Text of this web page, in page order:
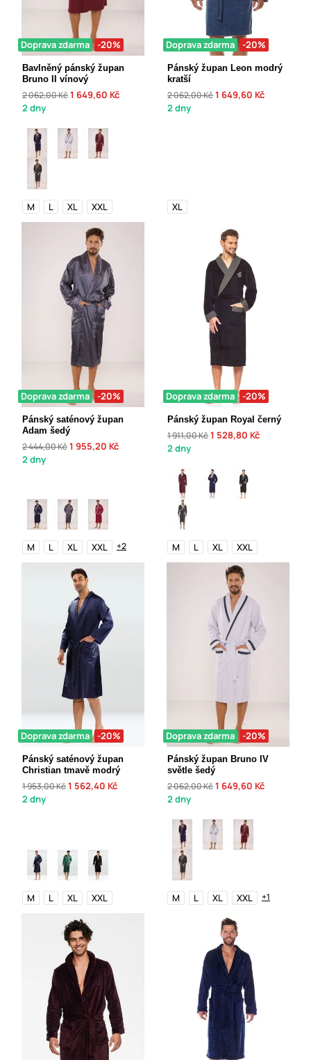
Doprava zdarma -20%
Bavlněný pánský župan
Bruno II vínový
2 062,00 Kč1 649,60 Kč
2 dny
M L XL XXL
Doprava zdarma -20%
Pánský župan Leon modrý
kratší
2 062,00 Kč1 649,60 Kč
2 dny
XL
Doprava zdarma -20%
Pánský saténový župan
Adam šedý
2 444,00 Kč1 955,20 Kč
2 dny
M L XL XXL +2
Doprava zdarma -20%
Pánský župan Royal černý
1 911,00 Kč1 528,80 Kč
2 dny
M L XL XXL
Doprava zdarma -20%
Pánský saténový župan
Christian tmavě modrý
1 953,00 Kč1 562,40 Kč
2 dny
M L XL XXL
Doprava zdarma -20%
Pánský župan Bruno IV
světle šedý
2 062,00 Kč1 649,60 Kč
2 dny
M L XL XXL +1